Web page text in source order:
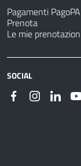
Pagamenti PagoPA
Prenota
Le mie
SOCIAL